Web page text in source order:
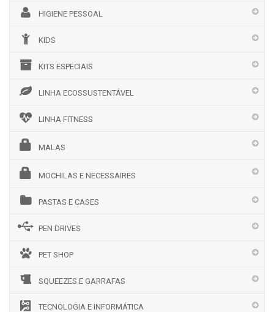
HIGIENE PESSOAL
KIDS
KITS ESPECIAIS
LINHA ECOSSUSTENTÁVEL
LINHA FITNESS
MALAS
MOCHILAS E NECESSAIRES
PASTAS E CASES
PEN DRIVES
PET SHOP
SQUEEZES E GARRAFAS
TECNOLOGIA E INFORMÁTICA